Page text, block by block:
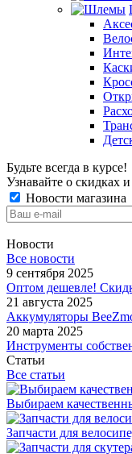
Будьте всегда в курсе!
Узнавайте о скидках
Новости магазина
Новости
Все новости
9 сентября 2025
Оптом дешевле!
21 августа 2025
Аккумуляторы
20 марта 2025
Инструменты
Статьи
Все статьи
Выбираем
Запчасти для